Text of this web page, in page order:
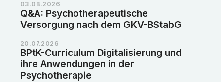
03.08.2026
Q&A: Psychotherapeutische
Versorgung nach dem GKV-BStabG
20.07.2026
BPtK-Curriculum Digitalisierung und
ihre Anwendungen in der
Psychotherapie